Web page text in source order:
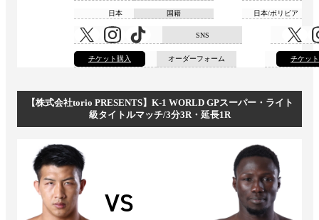
国籍
日本 日本/ボリビア
SNS
オーダーフォーム
チケット購入 チケッ
【株式会社torio PRESENTS】K-1 WORLD GPスーパー・ライト
級タイトルマッチ/3分3R・延長1R
VS